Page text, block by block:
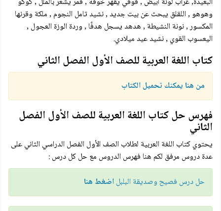
وهوهو , اللقلق يبحث عن بيت جديد , نشيد تامل النجوم , ملكة وقرنها
المكسور , نونة النشيطة , هدهد يسجل هدفًا , وردة الوزة العجول ,
اليعسوب القوي , نشيد عيد ميلادي.
كتاب اللغة العربية للصف الأول الفصل الثاني
من هنا يمكنك تحميل الكتاب
فهرس حل كتاب اللغة العربية للصف الأول الفصل
الثاني
يحتوي كتاب اللغة العربية لطلاب الصف الأول الفصل الدراسي الثاني على
عدة دروس مرفق لكم هنا فهرس الدروس مع حل كل درس :
حل درس فصيح وصديقة البلبلاضغط هنا